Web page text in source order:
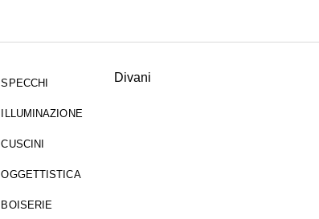
SPECCHI
ILLUMINAZIONE
CUSCINI
OGGETTISTICA
BOISERIE
Divani